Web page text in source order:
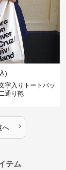
)
字入りトートバッ
通り鞄
へ ›
テム